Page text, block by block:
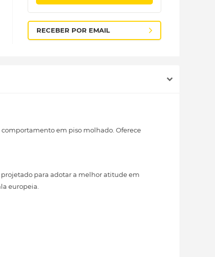
RECEBER POR EMAIL
em piso molhado. Oferece
para adotar a melhor atitude em
europeia.